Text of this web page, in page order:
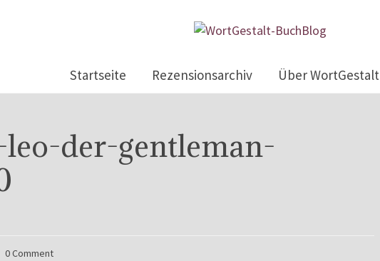
Startseite Rezensionsarchiv Über WortGestalt
der-gentleman-
0 Comment